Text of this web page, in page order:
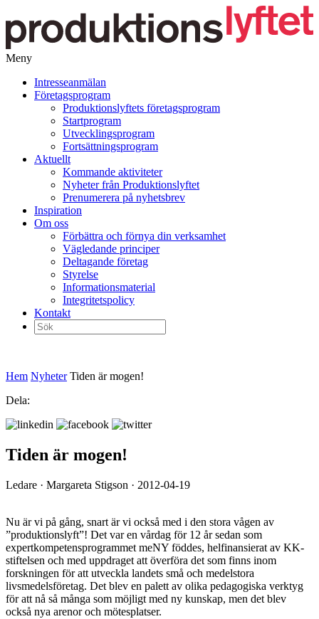
Meny
vidare
Intresseanmälan
Företagsprogram
Produktionslyftets företagsprogram
Startprogram
Utvecklingsprogram
Fortsättningsprogram
Aktuellt
Kommande aktiviteter
Nyheter från Produktionslyftet
Prenumerera på nyhetsbrev
Inspiration
Om oss
Förbättra och förnya din verksamhet
Vägledande principer
Deltagande företag
Styrelse
Informationsmaterial
Integritetspolicy
Kontakt
Sök
efter:
Hem Nyheter Tiden är mogen!
Dela:
Tiden är mogen!
Ledare · Margareta Stigson · 2012-04-19
Nu är vi på gång, snart är vi också med i den stora vågen av
”produktionslyft”! Det var en vårdag för 12 år sedan som
expertkompetensprogrammet meNY föddes, helfinansierat av KK-
stiftelsen och med uppdraget att överföra det som finns inom
forskningen för att utveckla landets små och medelstora
livsmedelsföretag. Det blev en palett av olika pedagogiska verktyg
för att nå så många som möjligt med ny kunskap, men det blev
också nya arenor och mötesplatser.